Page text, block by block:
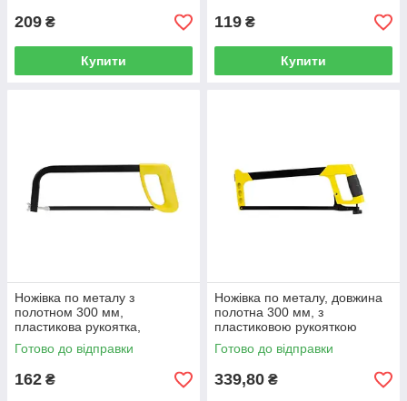
209 ₴
Купити
119 ₴
Купити
Ножівка по металу з
полотном 300 мм,
пластикова рукоятка,
BARRACUDA SIGMA 4402141
Готово до відправки
162 ₴
Ножівка по металу, довжина
полотна 300 мм, з
пластиковою рукояткою
Barracuda Sigma 4402131
Готово до відправки
339,80 ₴